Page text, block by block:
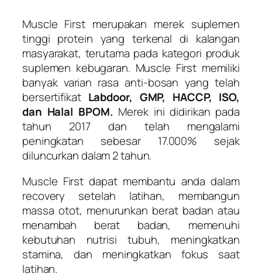
Muscle First merupakan merek suplemen
tinggi protein yang terkenal di kalangan
masyarakat, terutama pada kategori produk
suplemen kebugaran. Muscle First memiliki
banyak varian rasa anti-bosan yang telah
bersertifikat Labdoor, GMP, HACCP, ISO,
dan Halal BPOM. Merek ini didirikan pada
tahun 2017 dan telah mengalami
peningkatan sebesar 17.000% sejak
diluncurkan dalam 2 tahun.
Muscle First dapat membantu anda dalam
recovery setelah latihan, membangun
massa otot, menurunkan berat badan atau
menambah berat badan, memenuhi
kebutuhan nutrisi tubuh, meningkatkan
stamina, dan meningkatkan fokus saat
latihan.